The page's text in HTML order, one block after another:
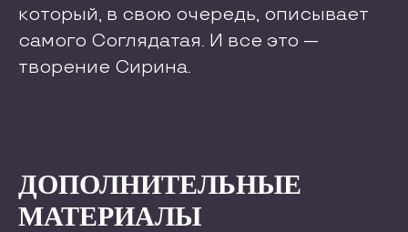
который, в свою очередь, описывает
самого Соглядатая. И все это —
творение Сирина.
ДОПОЛНИТЕЛЬНЫЕ
МАТЕРИАЛЫ